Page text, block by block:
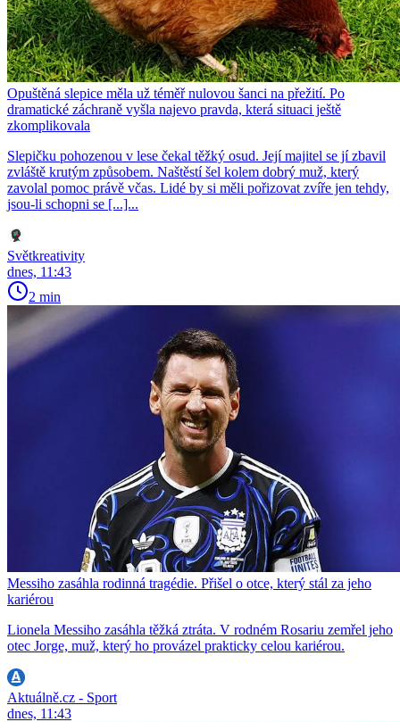
Opuštěná slepice měla už téměř nulovou šanci na přežití. Po
dramatické záchraně vyšla najevo pravda, která situaci ještě
zkomplikovala
Slepičku pohozenou v lese čekal těžký osud. Její majitel se jí zbavil
zvláště krutým způsobem. Naštěstí šel kolem dobrý muž, který
zavolal pomoc právě včas. Lidé by si měli pořizovat zvíře jen tehdy,
jsou-li schopni se [...]...
Světkreativity
dnes, 11:43
2 min
Messiho zasáhla rodinná tragédie. Přišel o otce, který stál za jeho
kariérou
Lionela Messiho zasáhla těžká ztráta. V rodném Rosariu zemřel jeho
otec Jorge, muž, který ho provázel prakticky celou kariérou.
Aktuálně.cz - Sport
dnes, 11:43